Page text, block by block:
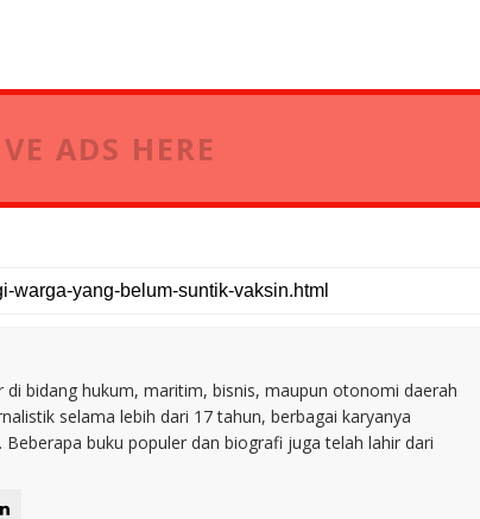
ADS HERE
di bidang hukum, maritim, bisnis, maupun otonomi daerah
selama lebih dari 17 tahun, berbagai karyanya
buku populer dan biografi juga telah lahir dari